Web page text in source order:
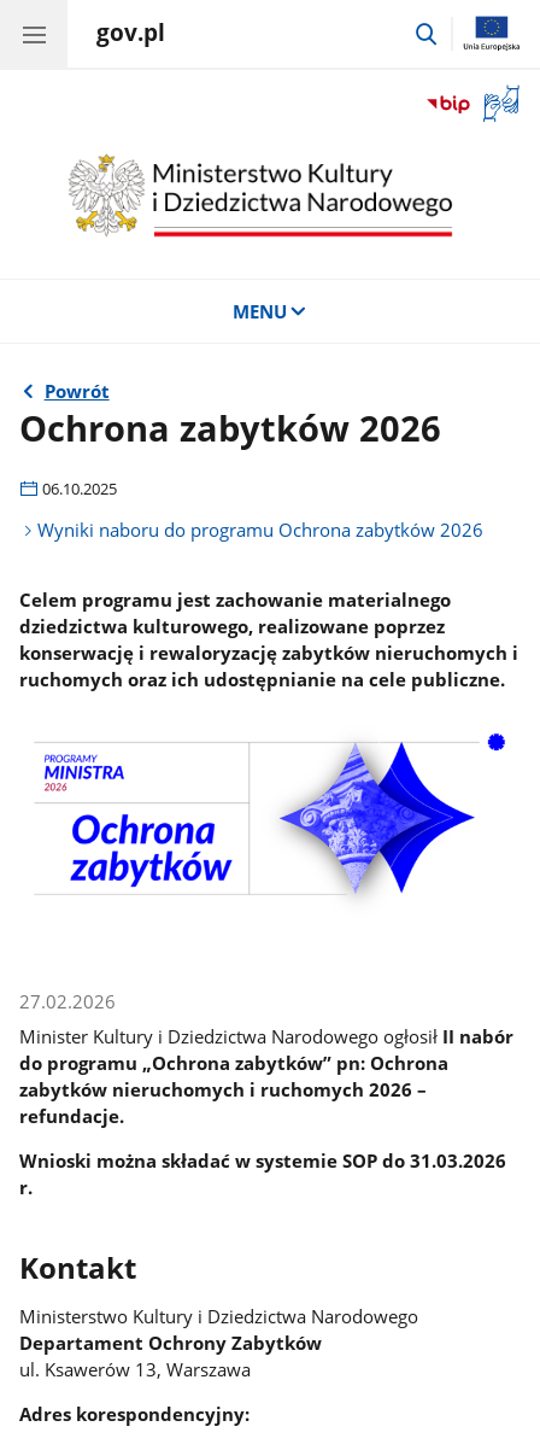
gov.pl
przejdź
okno
MENU
Powrót
Ochrona zabytków 2026
06.10.2025
Wyniki naboru do programu Ochrona zabytków 2026
Celem programu jest zachowanie materialnego
dziedzictwa kulturowego, realizowane poprzez
konserwację i rewaloryzację zabytków nieruchomych i
ruchomych oraz ich udostępnianie na cele publiczne.
27.02.2026
Minister Kultury i Dziedzictwa Narodowego ogłosił II nabór
do programu „Ochrona zabytków” pn: Ochrona
zabytków nieruchomych i ruchomych 2026 –
refundacje.
Wnioski można składać w systemie SOP do 31.03.2026
r.
Kontakt
Ministerstwo Kultury i Dziedzictwa Narodowego
Departament Ochrony Zabytków
ul. Ksawerów 13, Warszawa
Adres korespondencyjny: